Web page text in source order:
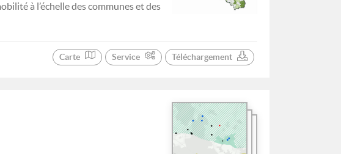
à l’échelle des communes et des
Carte Service Téléchargement